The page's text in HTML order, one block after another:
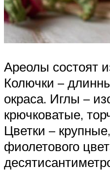
Ареолы состоят
Колючки –
окраса. Иглы –
крючковатые,
Цветки –
фиолетового